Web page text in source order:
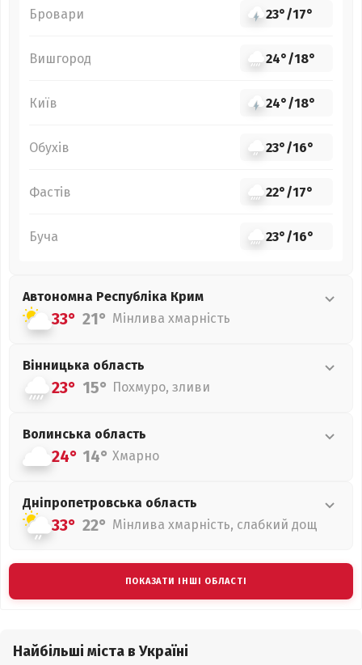
Бровари 23°/17°
Вишгород 24°/18°
Київ 24°/18°
Обухів 23°/16°
Фастів 22°/17°
Буча 23°/16°
Автономна Республіка Крим
33° 21° Мінлива хмарність
Вінницька область
23° 15° Похмуро, зливи
Волинська область
24° 14° Хмарно
Дніпропетровська область
33° 22° Мінлива хмарність, слабкий дощ
ПОКАЗАТИ ІНШІ ОБЛАСТІ
Найбільші міста в Україні